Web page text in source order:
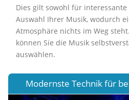
Dies gilt sowohl für
Auswahl Ihrer Musik, wodurch
Atmosphäre nichts im Weg
können Sie die Musik
auswählen.
Modernste Technik für